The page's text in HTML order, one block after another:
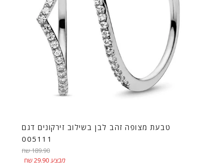
טבעת מצופה זהב לבן בשילוב זירקונים דגם
005111
מחיר
רגיל
189.90 שח
מבצע29.90 שח